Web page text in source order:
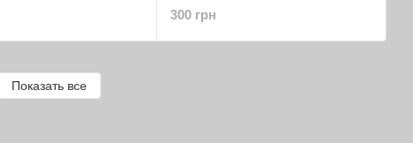
300 грн
Показать все